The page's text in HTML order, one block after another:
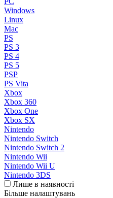
Windows
Linux
Mac
PS
PS 3
PS 4
PS 5
PSP
PS Vita
Xbox
Xbox 360
Xbox One
Xbox SX
Nintendo
Nintendo Switch
Nintendo Switch 2
Nintendo Wii
Nintendo Wii U
Nintendo 3DS
Лише в наявності
Більше налаштувань